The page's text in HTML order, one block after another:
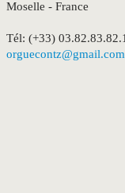
Moselle - France
Tél: (+33)
orguecontz@gmail.com